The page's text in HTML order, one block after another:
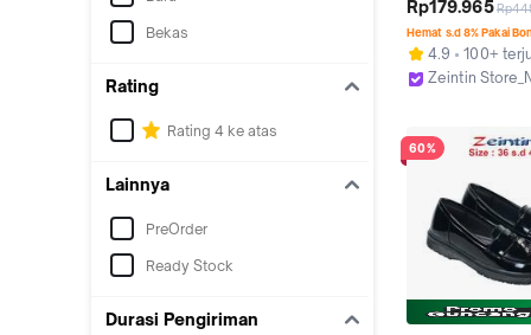
Bekas
Rating
Rating 4 ke atas
Lainnya
PreOrder
Ready Stock
Durasi Pengiriman
Formal Loapers
flat shoes lecet
Rp179.965
Hemat s.d 8% Pakai
4.9
100+
Zeintin
60%